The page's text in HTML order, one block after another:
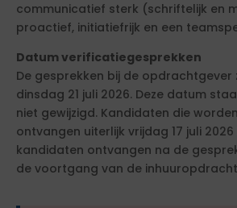
communicatief sterk (schriftelijk en
proactief, initiatiefrijk en een
Datum verificatiegesprekken
De gesprekken bij de opdrachtgever
dinsdag 21 juli 2026. Deze datum
niet gewijzigd. Kandidaten die
ontvangen uiterlijk vrijdag 17 juli
kandidaten ontvangen na de
de voortgang van de